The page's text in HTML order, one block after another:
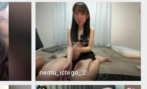
nemu_ichigo_2